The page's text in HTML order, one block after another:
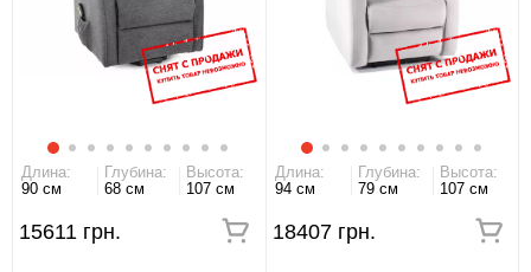
Длина:
90 см
Глубина:
68 см
Высота:
107 см
15611 грн.
Длина:
94 см
Глубина:
79 см
Высота:
107 см
18407 грн.